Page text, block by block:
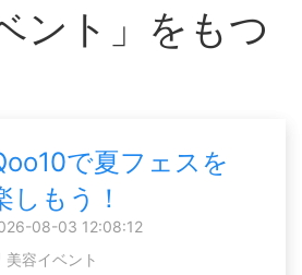
ント」をもつ
で夏フェスを
しもう！
08-03 12:08:12
美容イベント